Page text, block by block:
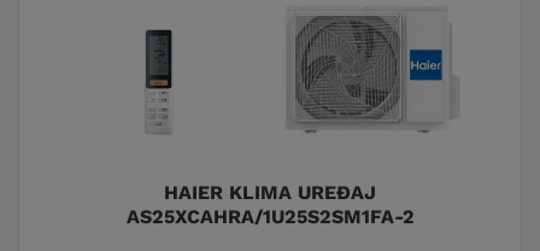
HAIER KLIMA UREĐAJ
AS25XCAHRA/1U25S2SM1FA-2